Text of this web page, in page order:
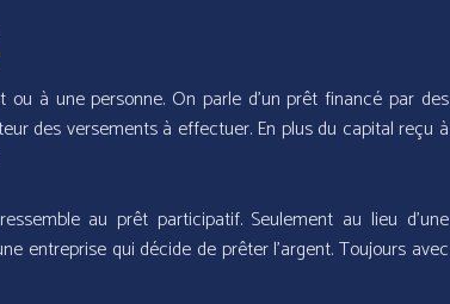
ou à une personne. On parle d’un prêt financé par des
des versements à effectuer. En plus du capital reçu à
au prêt participatif. Seulement au lieu d’une
entreprise qui décide de prêter l’argent. Toujours avec